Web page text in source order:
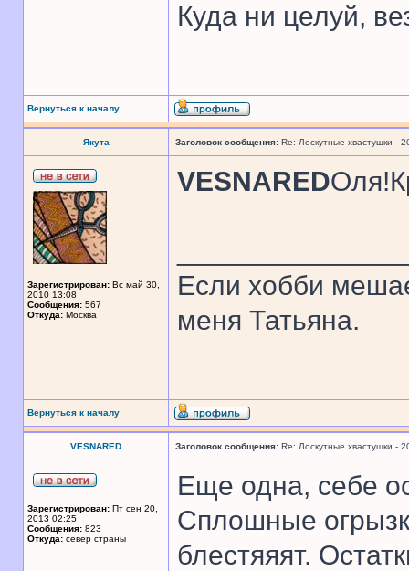
Куда ни целуй,
Вернуться к началу
Якута Заголовок сообщения: Re: Лоскутные хвастушки -
Зарегистрирован: Вс май 30,
2010 13:08
Сообщения: 567
Откуда: Москва
VESNARED
Если хобби
меня Татьяна.
Вернуться к началу
VESNARED Заголовок сообщения: Re: Лоскутные хвастушки -
Зарегистрирован: Пт сен 20,
2013 02:25
Сообщения: 823
Откуда: север страны
Еще одна, себе
Сплошные
блестяяят.